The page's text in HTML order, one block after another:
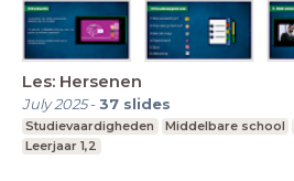
Les: Hersenen
July 2025-37 slides
Studievaardigheden Middelbare school
Leerjaar 1,2